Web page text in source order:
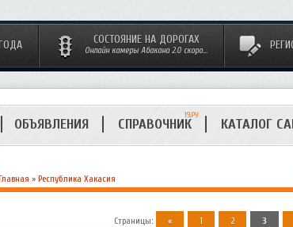
СОСТОЯНИЕ НА ДОРОГАХ
Онлайн камеры Абакана 2.0 скоро...
ОБЪЯВЛЕНИЯ СПРАВОЧНИК
19.РУ
КАТАЛОГ
» Республика Хакасия
Страницы: « 1 2 3